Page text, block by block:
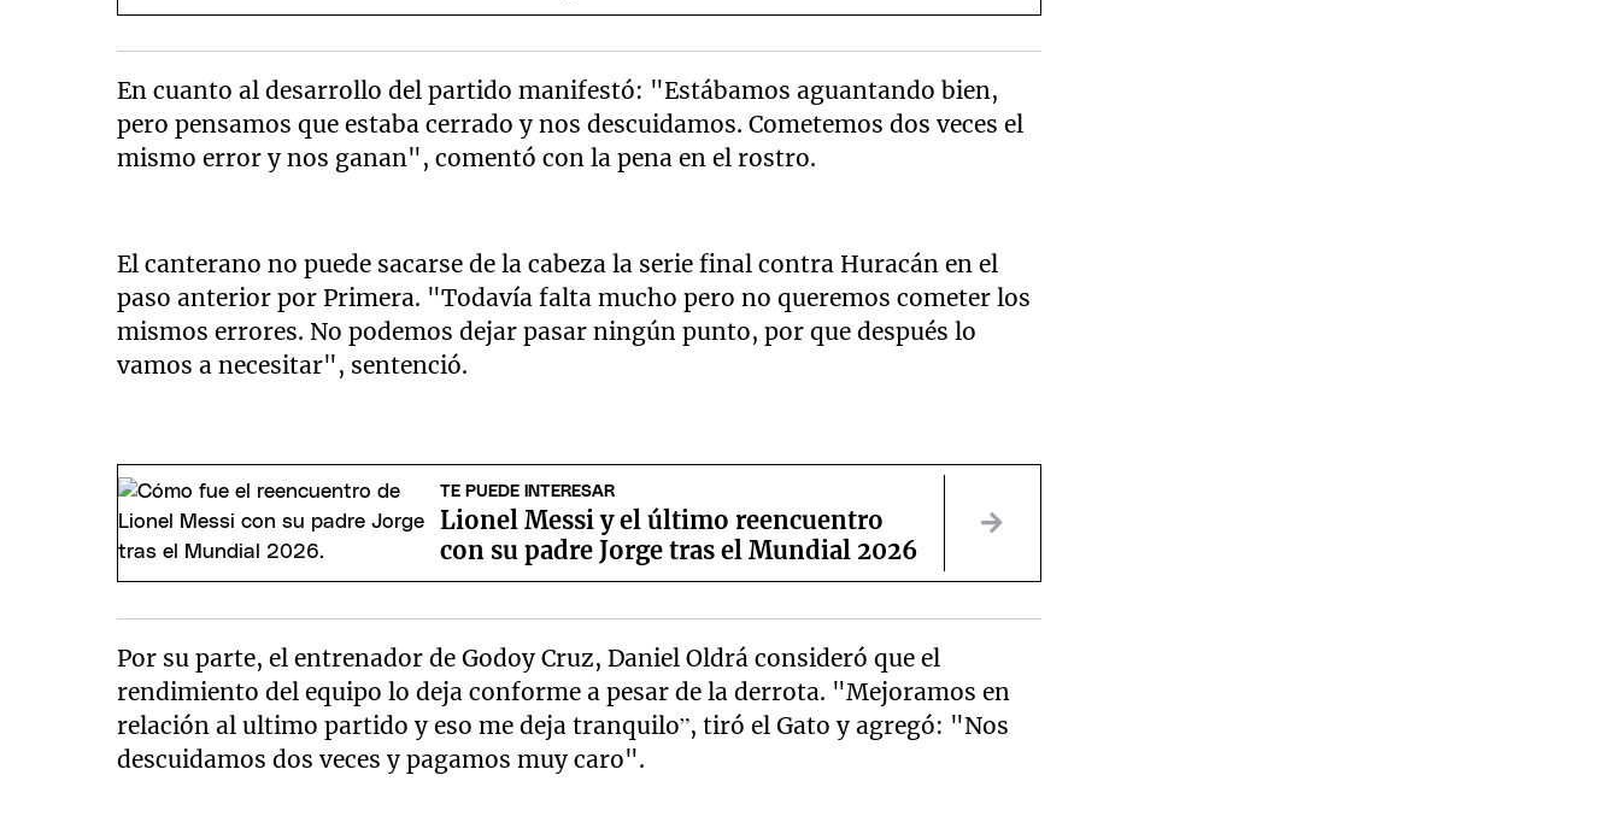
En cuanto al desarrollo del partido manifestó: "Estábamos aguantando bien,
pero pensamos que estaba cerrado y nos descuidamos. Cometemos dos veces el
mismo error y nos ganan", comentó con la pena en el rostro.
El canterano no puede sacarse de la cabeza la serie final contra Huracán en el
paso anterior por Primera. "Todavía falta mucho pero no queremos cometer los
mismos errores. No podemos dejar pasar ningún punto, por que después lo
vamos a necesitar", sentenció.
TE PUEDE INTERESAR
Lionel Messi y el último reencuentro
con su padre Jorge tras el Mundial 2026
Por su parte, el entrenador de Godoy Cruz, Daniel Oldrá consideró que el
rendimiento del equipo lo deja conforme a pesar de la derrota. "Mejoramos en
relación al ultimo partido y eso me deja tranquilo”, tiró el Gato y agregó: "Nos
descuidamos dos veces y pagamos muy caro".